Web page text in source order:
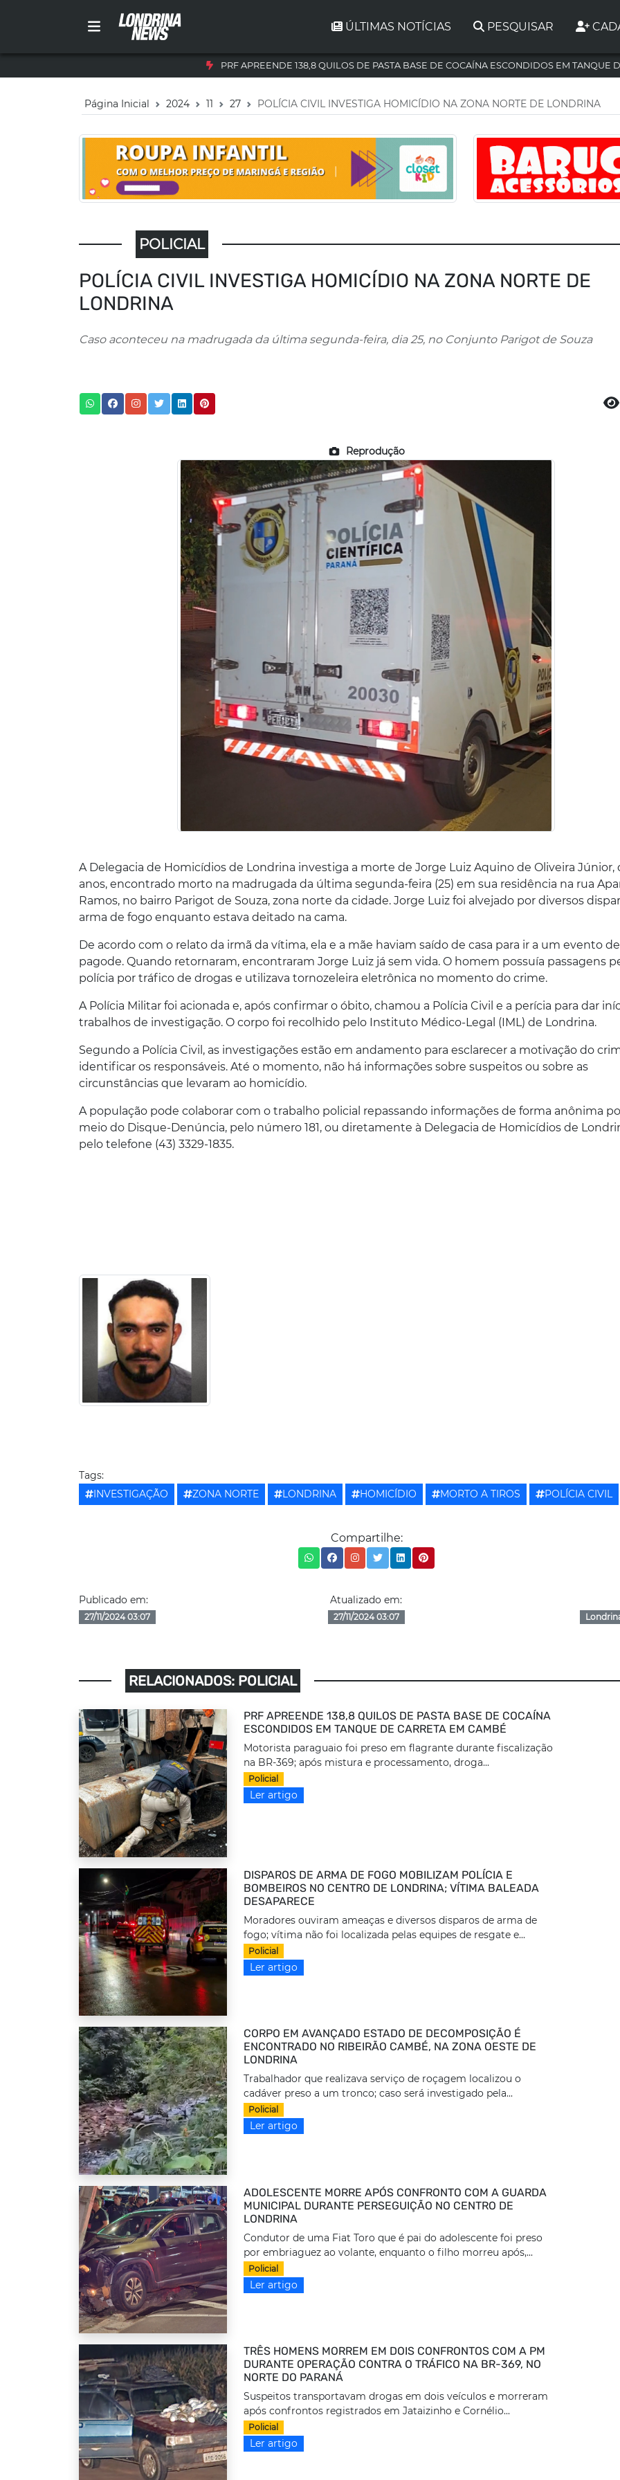
ÚLTIMAS NOTÍCIAS PESQUISAR
PRF APREENDE 138,8 QUILOS DE PASTA BASE DE COCAÍNA ESCONDIDOS EM TANQUE
Página Inicial 2024 11 27 POLÍCIA CIVIL INVESTIGA HOMICÍDIO NA ZONA NORTE DE LONDRINA
POLICIAL
POLÍCIA CIVIL INVESTIGA HOMICÍDIO NA ZONA NORTE DE
LONDRINA
Caso aconteceu na madrugada da última segunda-feira, dia 25, no Conjunto Parigot de Souza
Reprodução
A Delegacia de Homicídios de Londrina investiga a morte de Jorge Luiz Aquino de Oliveira Júnior,
anos, encontrado morto na madrugada da última segunda-feira (25) em sua residência na rua
Ramos, no bairro Parigot de Souza, zona norte da cidade. Jorge Luiz foi alvejado por diversos
arma de fogo enquanto estava deitado na cama.
De acordo com o relato da irmã da vítima, ela e a mãe haviam saído de casa para ir a um evento de
pagode. Quando retornaram, encontraram Jorge Luiz já sem vida. O homem possuía passagens
polícia por tráfico de drogas e utilizava tornozeleira eletrônica no momento do crime.
A Polícia Militar foi acionada e, após confirmar o óbito, chamou a Polícia Civil e a perícia para dar
trabalhos de investigação. O corpo foi recolhido pelo Instituto Médico-Legal (IML) de Londrina.
Segundo a Polícia Civil, as investigações estão em andamento para esclarecer a motivação do
identificar os responsáveis. Até o momento, não há informações sobre suspeitos ou sobre as
circunstâncias que levaram ao homicídio.
A população pode colaborar com o trabalho policial repassando informações de forma anônima
meio do Disque-Denúncia, pelo número 181, ou diretamente à Delegacia de Homicídios de
pelo telefone (43) 3329-1835.
Tags:
INVESTIGAÇÃO
ZONA NORTE LONDRINA HOMICÍDIO MORTO A TIROS POLÍCIA CIVIL
Compartilhe:
Publicado em:
27/11/2024 03:07
Atualizado em:
27/11/2024 03:07
RELACIONADOS: POLICIAL
PRF APREENDE 138,8 QUILOS DE PASTA BASE DE COCAÍNA
ESCONDIDOS EM TANQUE DE CARRETA EM CAMBÉ
Motorista paraguaio foi preso em flagrante durante fiscalização
na BR-369; após mistura e processamento, droga...
Policial
Ler artigo
DISPAROS DE ARMA DE FOGO MOBILIZAM POLÍCIA E
BOMBEIROS NO CENTRO DE LONDRINA; VÍTIMA BALEADA
DESAPARECE
Moradores ouviram ameaças e diversos disparos de arma de
fogo; vítima não foi localizada pelas equipes de resgate e...
Policial
Ler artigo
CORPO EM AVANÇADO ESTADO DE DECOMPOSIÇÃO É
ENCONTRADO NO RIBEIRÃO CAMBÉ, NA ZONA OESTE DE
LONDRINA
Trabalhador que realizava serviço de roçagem localizou o
cadáver preso a um tronco; caso será investigado pela...
Policial
Ler artigo
ADOLESCENTE MORRE APÓS CONFRONTO COM A GUARDA
MUNICIPAL DURANTE PERSEGUIÇÃO NO CENTRO DE
LONDRINA
Condutor de uma Fiat Toro que é pai do adolescente foi preso
por embriaguez ao volante, enquanto o filho morreu após,...
Policial
Ler artigo
TRÊS HOMENS MORREM EM DOIS CONFRONTOS COM A PM
DURANTE OPERAÇÃO CONTRA O TRÁFICO NA BR-369, NO
NORTE DO PARANÁ
Suspeitos transportavam drogas em dois veículos e morreram
após confrontos registrados em Jataizinho e Cornélio...
Policial
Ler artigo